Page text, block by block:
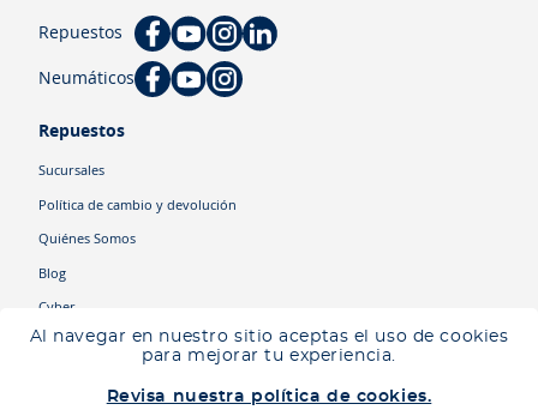
Al navegar en nuestro sitio aceptas el uso de cookies
para mejorar tu experiencia.
Revisa nuestra política de cookies.
Repuestos
Neumáticos
Repuestos
Sucursales
Política de cambio y devolución
Quiénes Somos
Blog
Cyber